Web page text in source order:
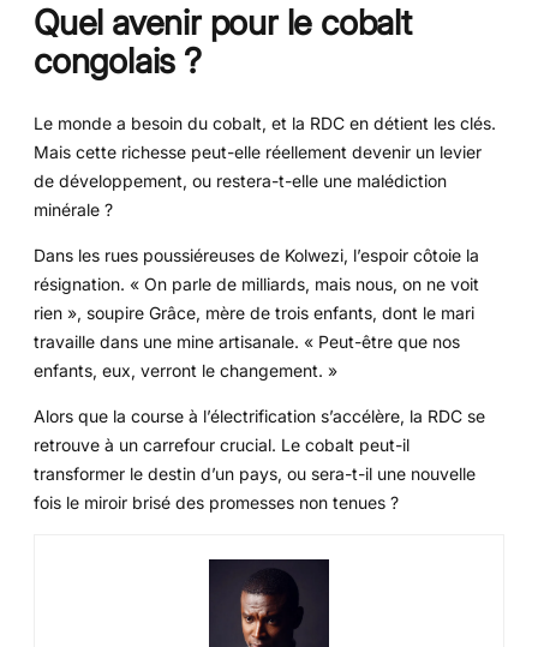
Quel avenir pour le cobalt
congolais ?
Le monde a besoin du cobalt, et la RDC en détient les clés.
Mais cette richesse peut-elle réellement devenir un levier
de développement, ou restera-t-elle une malédiction
minérale ?
Dans les rues poussiéreuses de Kolwezi, l’espoir côtoie la
résignation. « On parle de milliards, mais nous, on ne voit
rien », soupire Grâce, mère de trois enfants, dont le mari
travaille dans une mine artisanale. « Peut-être que nos
enfants, eux, verront le changement. »
Alors que la course à l’électrification s’accélère, la RDC se
retrouve à un carrefour crucial. Le cobalt peut-il
transformer le destin d’un pays, ou sera-t-il une nouvelle
fois le miroir brisé des promesses non tenues ?